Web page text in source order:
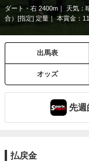
ダート・右 2400m 天気：
合）[指定] 定量
本賞金：
出馬表
オッズ
先週
払戻金